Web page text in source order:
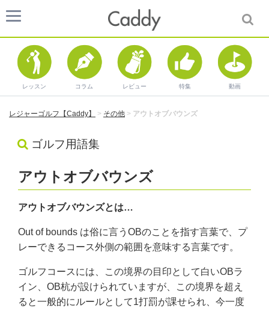
レッスン コラム レビュー 特集 動画
レジャーゴルフ【Caddy】 > その他 > アウトオブバウンズ
ゴルフ用語集
アウトオブバウンズ
アウトオブバウンズとは…
Out of bounds は俗に言うOBのことを指す言葉で、プ
レーできるコース外側の範囲を意味する言葉です。
ゴルフコースには、この境界の目印として白いOBラ
イン、OB杭が設けられていますが、この境界を超え
ると一般的にルールとして1打罰が課せられ、今一度